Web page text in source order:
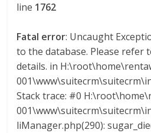
line 1762
Fatal error: Uncaught
to the database. Please refer
details. in
Stack trace: #0
liManager.php(290):